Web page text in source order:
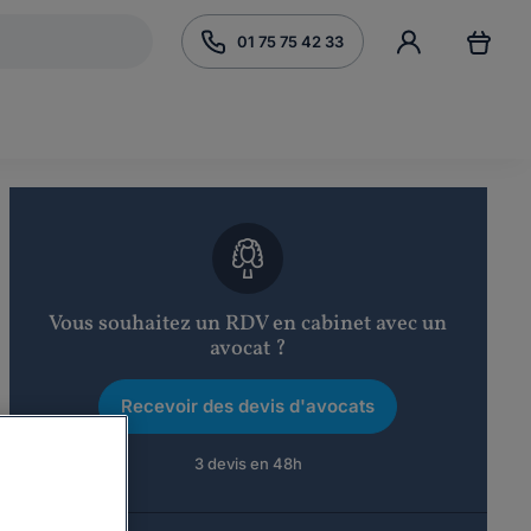
01 75 75 42 33
Vous souhaitez un RDV en cabinet avec un
avocat ?
Recevoir des devis d'avocats
3 devis en 48h